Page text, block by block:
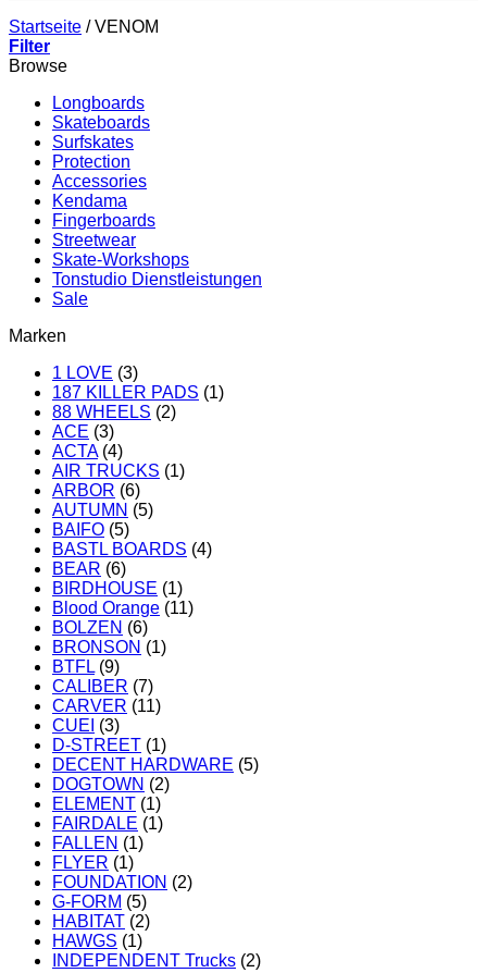
Startseite /VENOM
Filter
Browse
Longboards
Skateboards
Surfskates
Protection
Accessories
Kendama
Fingerboards
Streetwear
Skate-Workshops
Tonstudio Dienstleistungen
Sale
Marken
1 LOVE (3)
187 KILLER PADS (1)
88 WHEELS (2)
ACE (3)
ACTA (4)
AIR TRUCKS (1)
ARBOR (6)
AUTUMN (5)
BAIFO (5)
BASTL BOARDS (4)
BEAR (6)
BIRDHOUSE (1)
Blood Orange (11)
BOLZEN (6)
BRONSON (1)
BTFL (9)
CALIBER (7)
CARVER (11)
CUEI (3)
D-STREET (1)
DECENT HARDWARE (5)
DOGTOWN (2)
ELEMENT (1)
FAIRDALE (1)
FALLEN (1)
FLYER (1)
FOUNDATION (2)
G-FORM (5)
HABITAT (2)
HAWGS (1)
INDEPENDENT Trucks (2)